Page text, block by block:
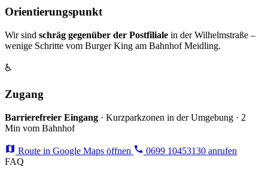
Orientierungspunkt
Wir sind schräg gegenüber der Postfiliale in der Wilhelmstraße –
wenige Schritte vom Burger King am Bahnhof Meidling.
♿
Zugang
Barrierefreier Eingang · Kurzparkzonen in der Umgebung · 2
Min vom Bahnhof
Route in Google Maps öffnen
0699 10453130 anrufen
FAQ